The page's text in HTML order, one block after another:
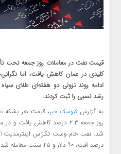
قیمت نفت در معاملات روز جمعه تحت
کلیدی در عمان کاهش یافت، اما
ادامه روند نزولی دو هفته‌ای طلای
رشد نسبی را ثبت کردند.
به گزارش کیوسک خبر، قیمت هر بشکه
درصد افت، ۹۰ دلار و ۲۵ سنت معامله شد.